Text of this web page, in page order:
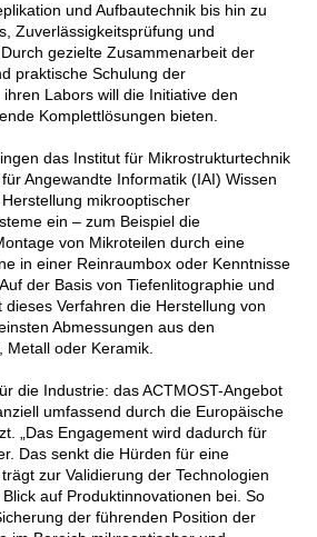
und Aufbautechnik bis hin zu
Zuverlässigkeitsprüfung und
gezielte Zusammenarbeit der
praktische Schulung der
Labors will die Initiative den
Komplettlösungen bieten.
das Institut für Mikrostrukturtechnik
Angewandte Informatik (IAI) Wissen
mikrooptischer
ein – zum Beispiel die
von Mikroteilen durch eine
in einer Reinraumbox oder Kenntnisse
der Basis von Tiefenlitographie und
Verfahren die Herstellung von
Abmessungen aus den
Metall oder Keramik.
die Industrie: das ACTMOST-Angebot
umfassend durch die Europäische
„Das Engagement wird dadurch für
Das senkt die Hürden für eine
zur Validierung der Technologien
auf Produktinnovationen bei. So
der führenden Position der